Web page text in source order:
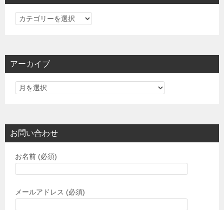
カ
リ
アーカイブ
お問い合わせ
お名前 (必須)
メールアドレス (必須)